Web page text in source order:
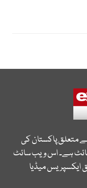
متعلق پاکستان کی
ہے۔ اس ویب سائٹ
ایکسپریس میڈیا